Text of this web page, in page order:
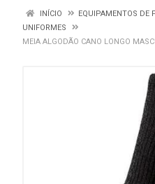
INÍCIO
EQUIPAMENTOS DE
UNIFORMES
MEIA ALGODÃO CANO LONGO